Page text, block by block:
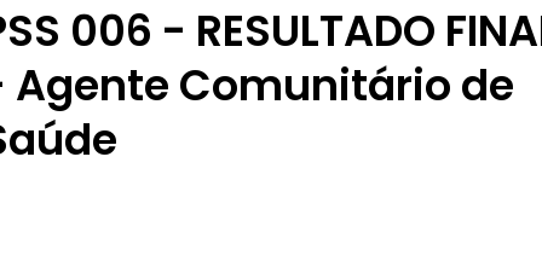
006 - RESULTADO
Agente Comunitário de